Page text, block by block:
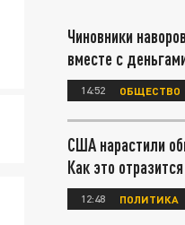
Чиновники
вместе с
14:52 ОБЩЕСТВО
США нарастили
Как это
12:48 ПОЛИТИКА